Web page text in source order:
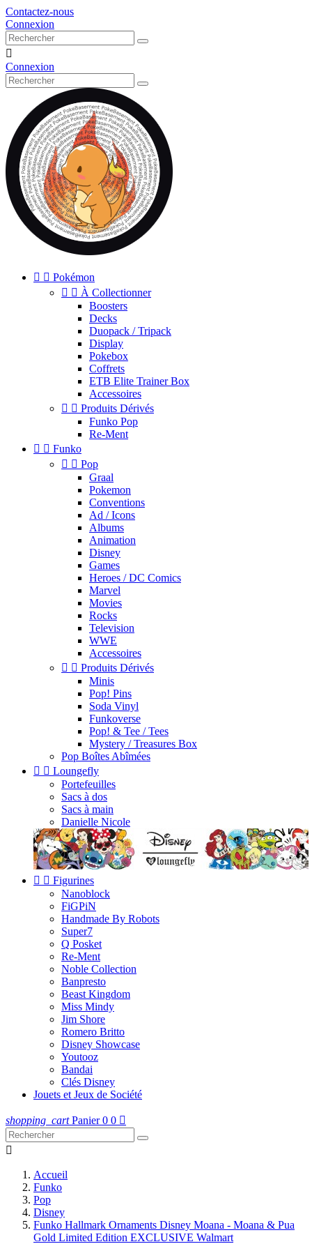
Contactez-nous
Connexion

Connexion
  Pokémon
  À Collectionner
Boosters
Decks
Duopack / Tripack
Display
Pokebox
Coffrets
ETB Elite Trainer Box
Accessoires
  Produits Dérivés
Funko Pop
Re-Ment
  Funko
  Pop
Graal
Pokemon
Conventions
Ad / Icons
Albums
Animation
Disney
Games
Heroes / DC Comics
Marvel
Movies
Rocks
Television
WWE
Accessoires
  Produits Dérivés
Minis
Pop! Pins
Soda Vinyl
Funkoverse
Pop! & Tee / Tees
Mystery / Treasures Box
Pop Boîtes Abîmées
  Loungefly
Portefeuilles
Sacs à dos
Sacs à main
Danielle Nicole
  Figurines
Nanoblock
FiGPiN
Handmade By Robots
Super7
Q Posket
Re-Ment
Noble Collection
Banpresto
Beast Kingdom
Miss Mindy
Jim Shore
Romero Britto
Disney Showcase
Youtooz
Bandai
Clés Disney
Jouets et Jeux de Société
shopping_cart Panier 0 0 

Accueil
Funko
Pop
Disney
Funko Hallmark Ornaments Disney Moana - Moana & Pua
Gold Limited Edition EXCLUSIVE Walmart